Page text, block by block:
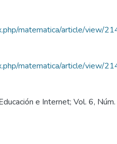
matematica/article/view/
matematica/article/view/
e Internet; Vol. 6,